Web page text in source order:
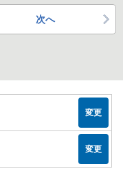
次へ
変更
変更